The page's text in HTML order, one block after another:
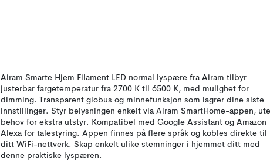
Airam Smarte Hjem Filament LED normal lyspære fra Airam tilbyr
justerbar fargetemperatur fra 2700 K til 6500 K, med mulighet for
dimming. Transparent globus og minnefunksjon som lagrer dine siste
innstillinger. Styr belysningen enkelt via Airam SmartHome-appen,
behov for ekstra utstyr. Kompatibel med Google Assistant og Amazon
Alexa for talestyring. Appen finnes på flere språk og kobles direkte til
ditt WiFi-nettverk. Skap enkelt ulike stemninger i hjemmet ditt med
denne praktiske lyspæren.